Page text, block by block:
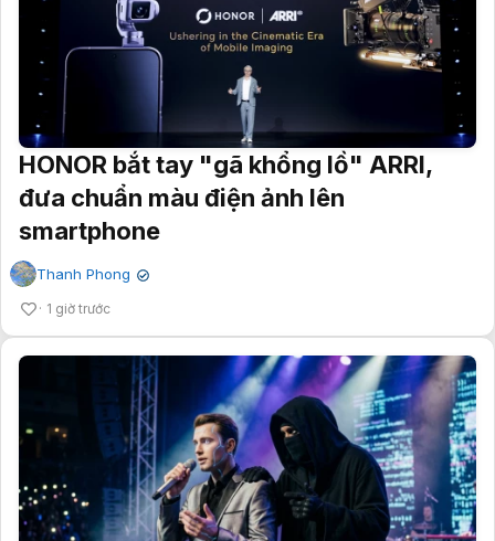
HONOR bắt tay "gã khổng lồ" ARRI,
đưa chuẩn màu điện ảnh lên
smartphone
Thanh Phong ✔
1 giờ trước